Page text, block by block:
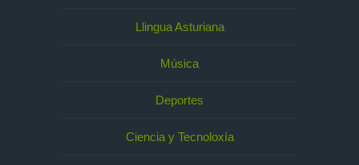
Llingua Asturiana
Música
Deportes
Ciencia y Tecnoloxía